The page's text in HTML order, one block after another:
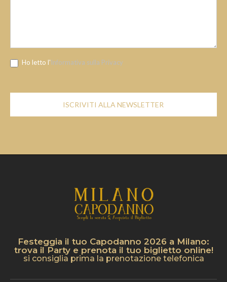
Ho letto l'Informativa sulla Privacy
ISCRIVITI ALLA NEWSLETTER
Festeggia il tuo Capodanno 2026 a Milano:
trova il Party e prenota il tuo biglietto online!
si consiglia prima la prenotazione telefonica